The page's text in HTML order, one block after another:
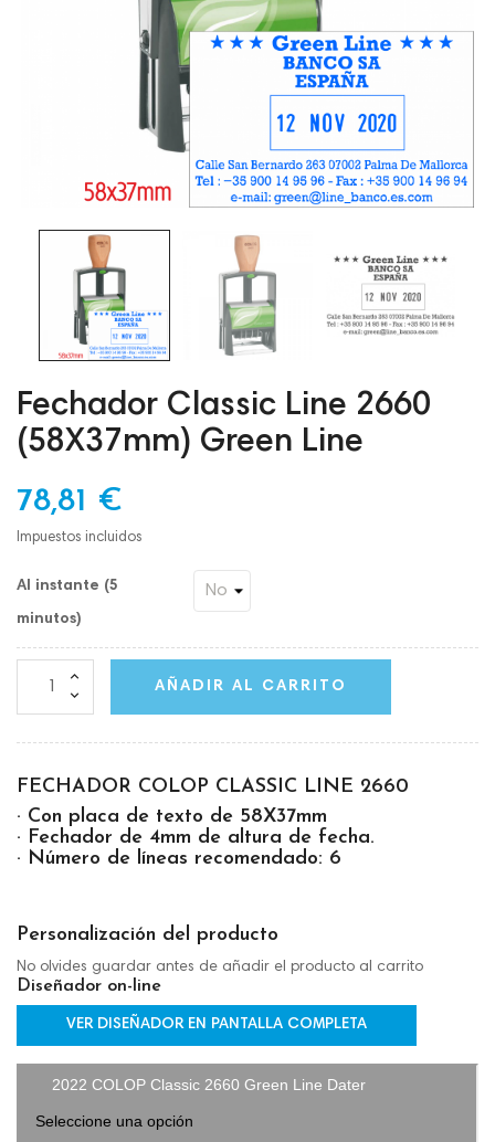
Fechador Classic Line 2660
(58X37mm) Green Line
78,81 €
Impuestos incluidos
Al instante (5
minutos)
AÑADIR AL CARRITO
FECHADOR COLOP CLASSIC LINE 2660
· Con placa de texto de 58X37mm
· Fechador de 4mm de altura de fecha.
· Número de líneas recomendado: 6
Personalización del producto
No olvides guardar antes de añadir el producto al carrito
Diseñador on-line
VER DISEÑADOR EN PANTALLA COMPLETA